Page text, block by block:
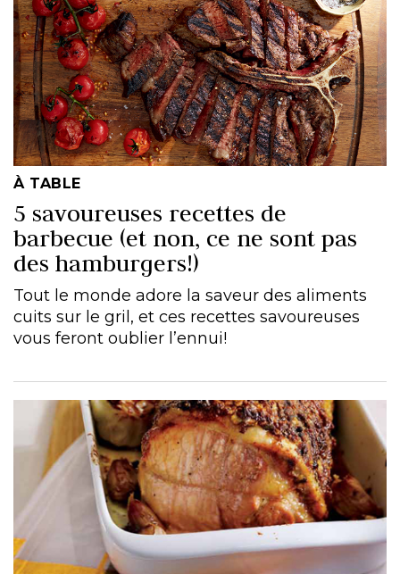
À TABLE
5 savoureuses recettes de
barbecue (et non, ce ne sont pas
des hamburgers!)
Tout le monde adore la saveur des aliments
cuits sur le gril, et ces recettes savoureuses
vous feront oublier l’ennui!